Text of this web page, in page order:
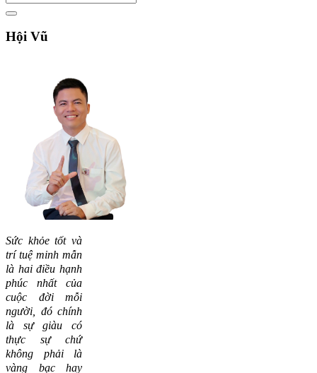
Hội Vũ
Sức khỏe tốt và
trí tuệ minh mẫn
là hai điều hạnh
phúc nhất của
cuộc đời mỗi
người, đó chính
là sự giàu có
thực sự chứ
không phải là
vàng bạc hay